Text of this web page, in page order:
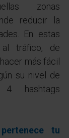
zonas
reducir la
En estas
al tráfico, de
más fácil
su nivel de
hashtags
tu